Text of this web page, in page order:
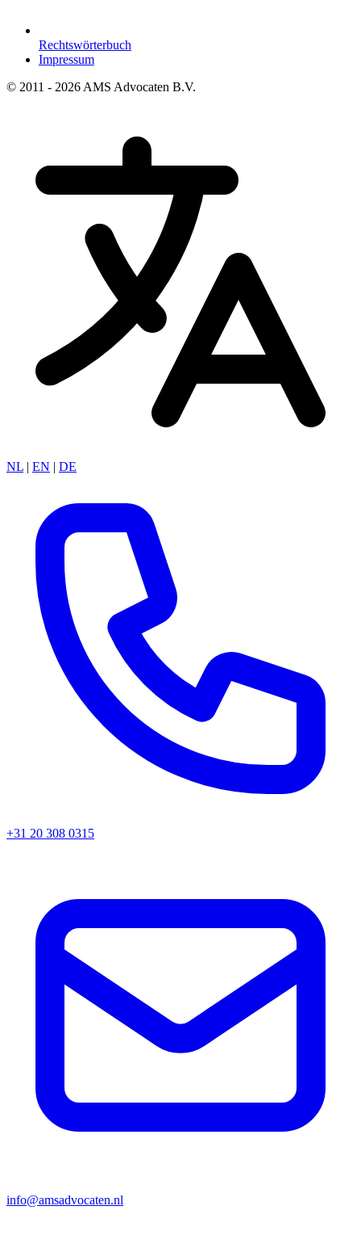
Rechtswörterbuch
Impressum
© 2011 - 2026 AMS Advocaten B.V.
NL | EN | DE
+31 20 308 0315
info@amsadvocaten.nl